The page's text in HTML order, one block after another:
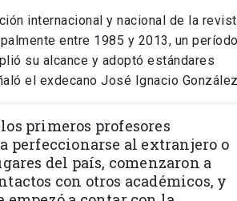
internacional y nacional de la
entre 1985 y 2013, un
su alcance y adoptó estándares
el exdecano José Ignacio
los primeros profesores
perfeccionarse al extranjero o
del país, comenzaron a
con otros académicos, y